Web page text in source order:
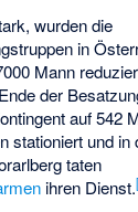
wurden die
in
Mann
der
auf 542
stationiert und in
taten
ihren Dienst.[